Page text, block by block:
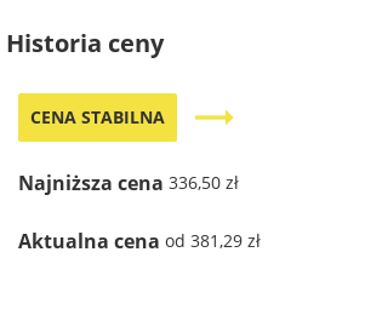
Historia ceny
CENA STABILNA trending_flat
Najniższa cena 336,50 zł
Aktualna cena od 381,29 zł